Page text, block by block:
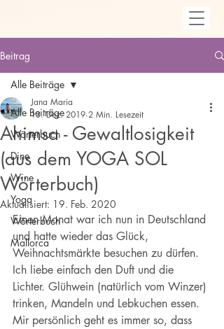
Beitrag
Alle Beiträge
Wörterbuch
Dine
Wine
Yoga
Wörterbuch
Mallorca
Alle Beiträge
Ahimsa - Gewaltlosigkeit
(aus dem YOGA SOL
Wörterbuch)
Jana Maria
13. Dez. 2019 2 Min. Lesezeit
Aktualisiert: 19. Feb. 2020
Einen Monat war ich nun in Deutschland
und hatte wieder das Glück,
Weihnachtsmärkte besuchen zu dürfen.
Ich liebe einfach den Duft und die
Lichter. Glühwein (natürlich vom Winzer)
trinken, Mandeln und Lebkuchen essen.
Mir persönlich geht es immer so, dass